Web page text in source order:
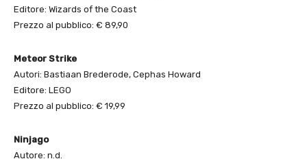
Editore: Wizards of the Coast
Prezzo al pubblico: € 89,90
Meteor Strike
Autori: Bastiaan Brederode, Cephas Howard
Editore: LEGO
Prezzo al pubblico: € 19,99
Ninjago
Autore: n.d.